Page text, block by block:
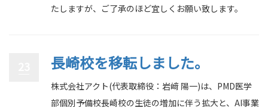
たしますが、ご了承のほど宜しくお願い致します。
長崎校を移転しました。
株式会社アクト(代表取締役：岩﨑 陽一)は、PMD医学
部個別予備校長崎校の生徒の増加に伴う拡大と、AI事業